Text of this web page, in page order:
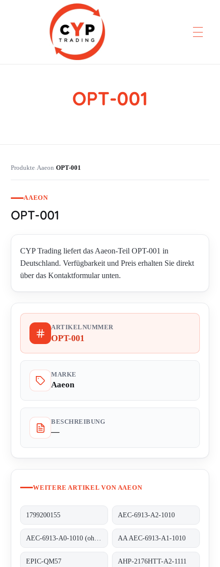
OPT-001
Produkte›Aaeon›OPT-001
AAEON
OPT-001
CYP Trading liefert das Aaeon-Teil OPT-001 in
Deutschland. Verfügbarkeit und Preis erhalten Sie direkt
über das Kontaktformular unten.
ARTIKELNUMMER
OPT-001
MARKE
Aaeon
BESCHREIBUNG
—
WEITERE ARTIKEL VON AAEON
1799200155 AEC-6913-A2-1010
AA AEC-6913-A1-1010
EPIC-QM57 AHP-2176HTT-A2-1111